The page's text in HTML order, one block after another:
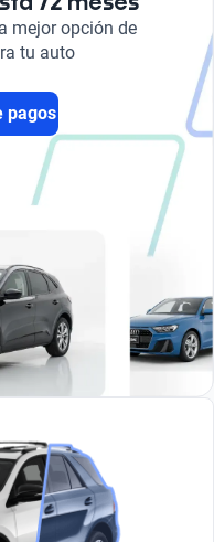
mejor opción de
tu auto
pagos